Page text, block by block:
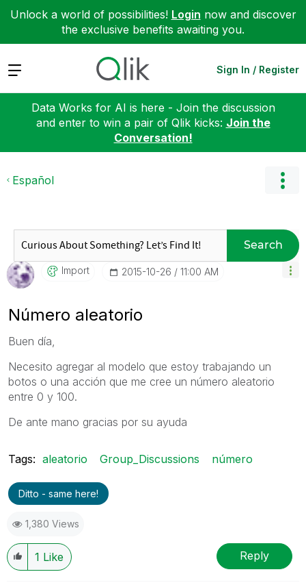
Unlock a world of possibilities! Login now and discover
the exclusive benefits awaiting you.
Expand Sign In / Register
Data Works for AI is here - Join the discussion
and enter to win a pair of Qlik kicks: Join the
Conversation!
Español
Search
Import ‎2015-10-26 11:00 AM
Número aleatorio
Buen día,
Necesito agregar al modelo que estoy trabajando un
botos o una acción que me cree un número aleatorio
entre 0 y 100.
De ante mano gracias por su ayuda
Tags: aleatorio Group_Discussions número
Ditto - same here!
1,380 Views
1 Like Reply